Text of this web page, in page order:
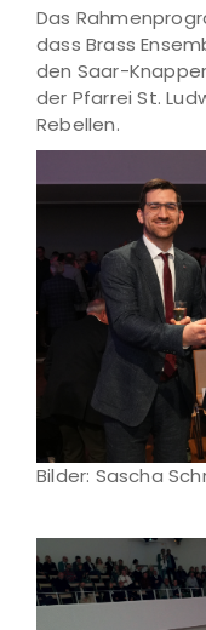
Das
dass Brass
den Saar-
der Pfarrei St.
Rebellen.
Bilder: Sascha